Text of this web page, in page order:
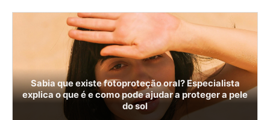
Sabia que existe fotoproteção oral? Especialista
explica o que é e como pode ajudar a proteger a pele
do sol